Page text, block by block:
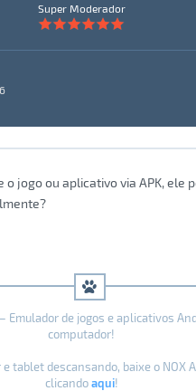
Super Moderador
o jogo ou aplicativo via APK, ele
Emulador de jogos e aplicativos
computador!
tablet descansando, baixe o NOX
clicandoaqui!